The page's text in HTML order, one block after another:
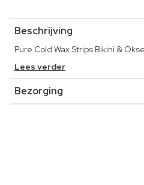
Beschrijving
Pure Cold Wax Strips Bikini &
Lees verder
Bezorging